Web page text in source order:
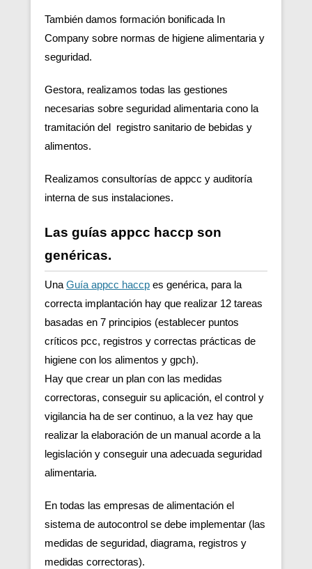
También damos formación bonificada In
Company sobre normas de higiene alimentaria y
seguridad.
Gestora, realizamos todas las gestiones
necesarias sobre seguridad alimentaria cono la
tramitación del registro sanitario de bebidas y
alimentos.
Realizamos consultorías de appcc y auditoría
interna de sus instalaciones.
Las guías appcc haccp son
genéricas.
Una Guía appcc haccp es genérica, para la
correcta implantación hay que realizar 12 tareas
basadas en 7 principios (establecer puntos
críticos pcc, registros y correctas prácticas de
higiene con los alimentos y gpch).
Hay que crear un plan con las medidas
correctoras, conseguir su aplicación, el control y
vigilancia ha de ser continuo, a la vez hay que
realizar la elaboración de un manual acorde a la
legislación y conseguir una adecuada seguridad
alimentaria.
En todas las empresas de alimentación el
sistema de autocontrol se debe implementar (las
medidas de seguridad, diagrama, registros y
medidas correctoras).